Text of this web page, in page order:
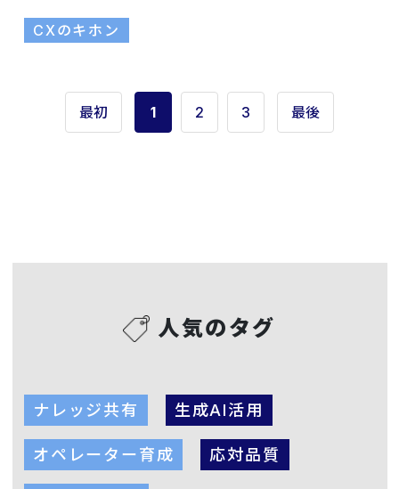
CXのキホン
最初 1 2 3 最後
人気のタグ
ナレッジ共有 生成AI活用
オペレーター育成 応対品質